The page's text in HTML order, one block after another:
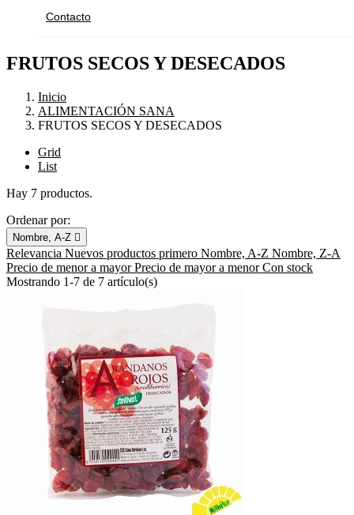
Contacto
FRUTOS SECOS Y DESECADOS
Inicio
ALIMENTACIÓN SANA
FRUTOS SECOS Y DESECADOS
Grid
List
Hay 7 productos.
Ordenar por:
Nombre, A-Z 
Relevancia Nuevos productos primero Nombre, A-Z Nombre, Z-A
Precio de menor a mayorPrecio de mayor a menorCon stock
Mostrando 1-7 de 7 artículo(s)